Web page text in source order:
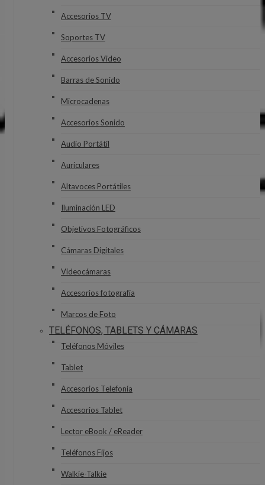
Accesorios TV
Soportes TV
Accesorios Video
Barras de Sonido
Microcadenas
Accesorios Sonido
Audio Portátil
Auriculares
Altavoces Portátiles
Iluminación LED
Objetivos Fotográficos
Cámaras Digitales
Videocámaras
Accesorios fotografía
Marcos de Foto
TELÉFONOS, TABLETS Y CÁMARAS
Teléfonos Móviles
Tablet
Accesorios Telefonía
Accesorios Tablet
Lector eBook / eReader
Teléfonos Fijos
Walkie-Talkie